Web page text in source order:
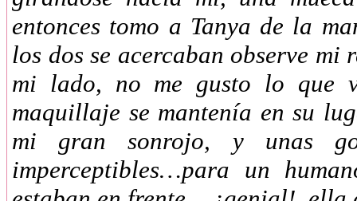
entonces tomo a Tanya de la
los dos se acercaban observe mi
mi lado, no me gusto lo que
maquillaje se mantenía en su
mi gran sonrojo, y unas
imperceptibles…para un